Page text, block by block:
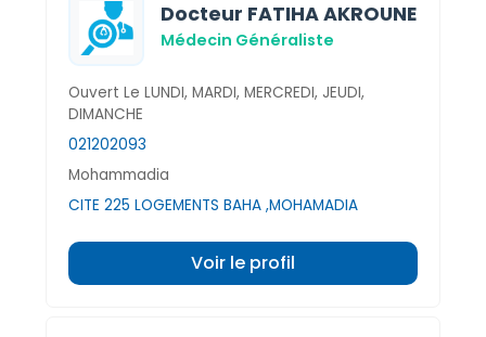
Docteur FATIHA AKROUNE
Médecin Généraliste
Ouvert Le LUNDI, MARDI, MERCREDI, JEUDI,
DIMANCHE
021202093
Mohammadia
CITE 225 LOGEMENTS BAHA ,MOHAMADIA
Voir le profil